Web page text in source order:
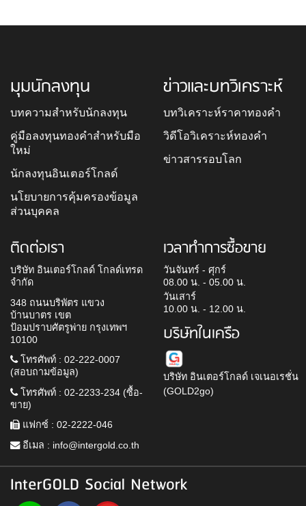
มุมนักลงทุน
บทความสำหรับนักลงทุน
คู่มือลงทุนทองคำสำหรับมือ
ใหม่
นักลงทุนอินเตอร์โกลด์
นโยบายการคุ้มครองข้อมูล
ส่วนบุคคล
ข่าวและบทวิเคราะห์
บทวิเคราะห์ราคาทองคำ
วิดีโอวิเคราะห์ทองคำ
ข่าวสารรอบโลก
ติดต่อเรา
บริษัท อินเตอร์โกลด์ โกลด์เทรด
จำกัด
348 ถนนบริพัตร แขวง
บ้านบาตร เขต
ป้อมปราบศัตรูพ่าย กรุงเทพฯ
10100
โทรศัพท์ : 02-222-0007
(สอบถามข้อมูล)
โทรศัพท์ : 02-2233-234 (ซื้อ-
ขาย)
แฟกซ์ : 02-2222-046
อีเมล : info@intergold.co.th
เวลาทำการซื้อขาย
วันจันทร์ - ศุกร์
08.00 น. - 05.00 น.
วันเสาร์
10.00 น. - 12.00 น.
บริษัทในเครือ
บริษัท อินเตอร์โกลด์ เจเนอเรชั่น
(GOLD2go)
InterGOLD Social Network